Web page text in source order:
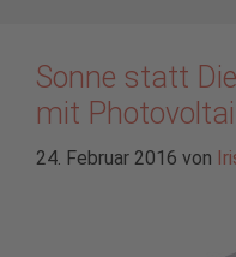
Sonne statt
mit
24. Februar 2016 von